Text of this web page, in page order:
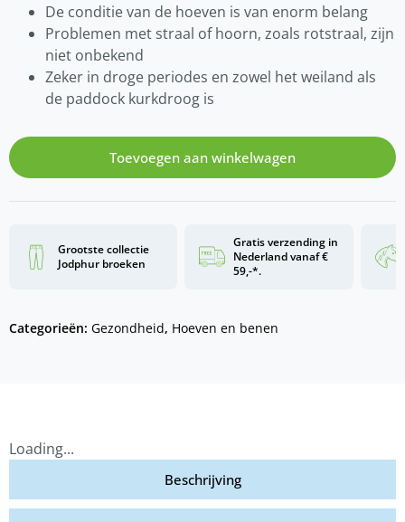
De conditie van de hoeven is van enorm belang
Problemen met straal of hoorn, zoals rotstraal, zijn
niet onbekend
Zeker in droge periodes en zowel het weiland als
de paddock kurkdroog is
Toevoegen aan winkelwagen
Grootste collectie
Jodphur broeken
Gratis verzending in
Nederland vanaf €
59,-*.
Categorieën: Gezondheid, Hoeven en benen
Loading...
Beschrijving